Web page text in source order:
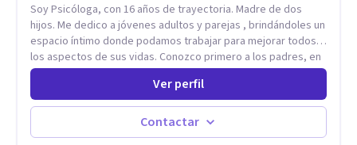
Soy Psicóloga, con 16 años de trayectoria. Madre de dos
hijos. Me dedico a jóvenes adultos y parejas , brindándoles un
espacio íntimo donde podamos trabajar para mejorar todos
los aspectos de sus vidas. Conozco primero a los padres, en
el caso de niños u adolescentes, para luego seguir la terapia
con sus hijos, apuntalándolos en su futuro personal,
universitario y profesional, siempre conteniendo
paralelamente a los padres y brindándoles un espacio de
seguridad. Hago terapia de pareja y adultos con método
Ver perfil
Contactar